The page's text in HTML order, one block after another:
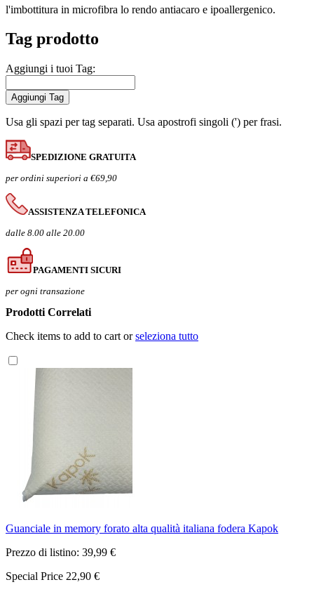
l'imbottitura in microfibra lo rendo antiacaro e ipoallergenico.
Tag prodotto
Aggiungi i tuoi Tag:
Aggiungi Tag
Usa gli spazi per tag separati. Usa apostrofi singoli (') per frasi.
SPEDIZIONE GRATUITA
per ordini superiori a €69,90
ASSISTENZA TELEFONICA
dalle 8.00 alle 20.00
PAGAMENTI SICURI
per ogni transazione
Prodotti Correlati
Check items to add to cart orseleziona tutto
Guanciale in memory forato alta qualità italiana fodera Kapok
Prezzo di listino: 39,99 €
Special Price 22,90 €